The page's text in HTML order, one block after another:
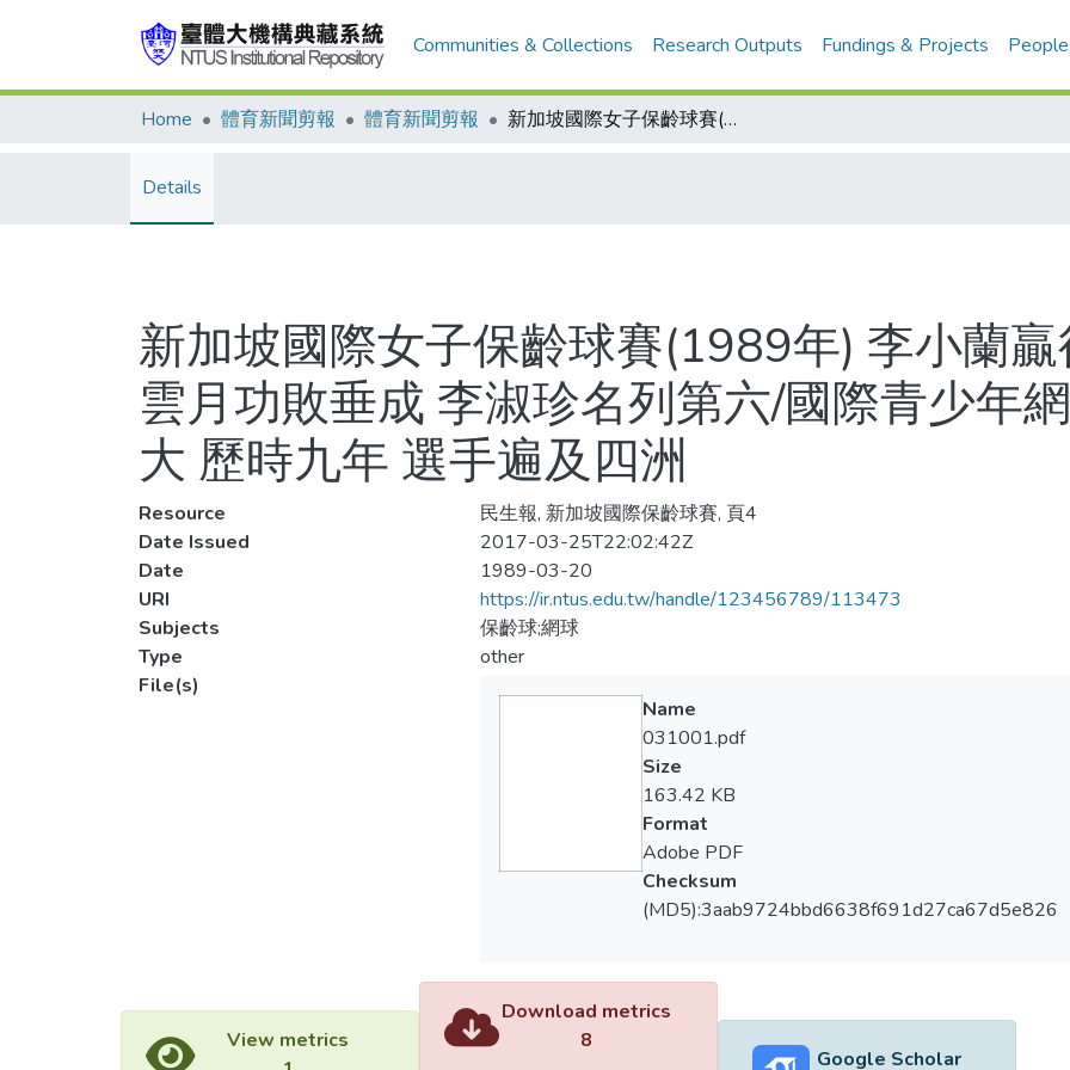
Communities & Collections Research Outputs Fundings & Projects People
Home 體育新聞剪報 體育新聞剪報 新加坡國際女子保齡球賽(1989年) 李小蘭贏得A組盟主榮銜 黃雲月功敗垂成 李淑珍名列第六/國際青少年網球賽 聲勢越來越浩大 歷時九年 選手遍及四洲
Details
新加坡國際女子保齡球賽(1989年) 李小蘭
雲月功敗垂成 李淑珍名列第六/國際青少年
大 歷時九年 選手遍及四洲
Resource
民生報, 新加坡國際保齡球賽, 頁4
Date Issued
2017-03-25T22:02:42Z
Date
1989-03-20
URI
https://ir.ntus.edu.tw/handle/123456789/113473
Subjects
保齡球;網球
Type
other
File(s)
Name
031001.pdf
Size
163.42 KB
Format
Adobe PDF
Checksum
(MD5):3aab9724bbd6638f691d27ca67d5e826
View metrics
Download metrics
8
Google Scholar